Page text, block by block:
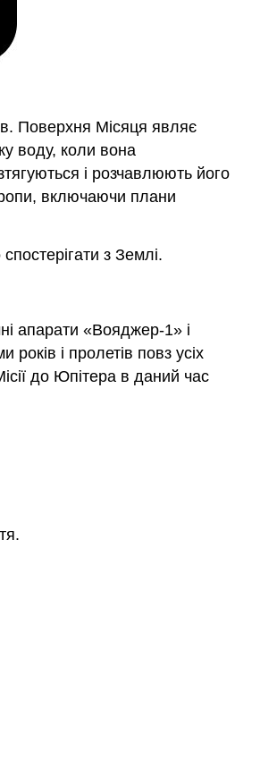
Поверхня Місяця являє
воду, коли вона
і розчавлюють його
включаючи плани
з Землі.
апарати «Вояджер-1» і
і пролетів повз усіх
до Юпітера в даний час